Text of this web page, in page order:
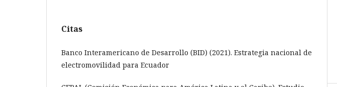
Citas
Banco Interamericano de Desarrollo (BID) (2021). Estrategia nacional de
electromovilidad para Ecuador